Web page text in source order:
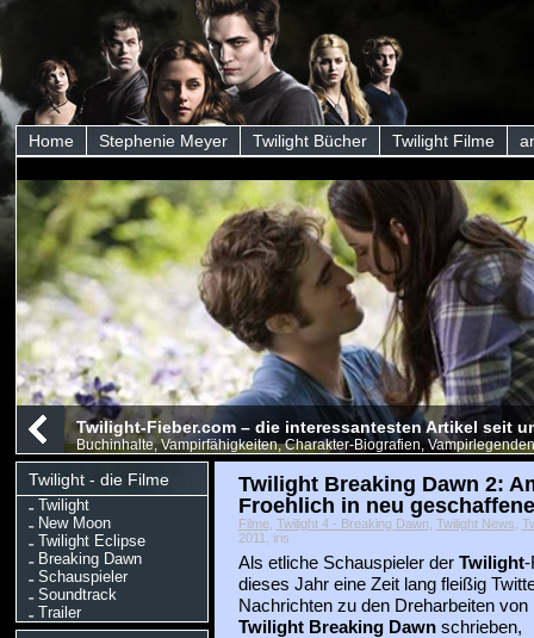
Home Stephenie Meyer Twilight Bücher Twilight Filme
Twilight-Fieber.com – die interessantesten Artikel seit
Buchinhalte, Vampirfähigkeiten, Charakter-Biografien,
Twilight - die Filme
Twilight
New Moon
Twilight Eclipse
Breaking Dawn
Schauspieler
Soundtrack
Trailer
Twilight Breaking Dawn 2:
Froehlich in neu
Filme, Twilight 4 - Breaking Dawn, Twilight News
2011, iris
Als etliche Schauspieler der Twilight-
dieses Jahr eine Zeit lang fleißig
Nachrichten zu den Dreharbeiten von
Twilight Breaking Dawnschrieben,